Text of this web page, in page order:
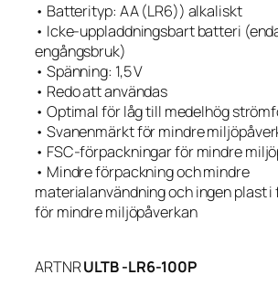
• Batterityp: AA (LR6)) alkaliskt
• Icke-uppladdningsbart batteri
engångsbruk)
• Spänning: 1,5 V
• Redo att användas
• Optimal för låg till medelhög
• Svanenmärkt för mindre
• FSC-förpackningar för mindre
• Mindre förpackning och mindre
materialanvändning och ingen plast
för mindre miljöpåverkan
ARTNRULTB -LR6-100P